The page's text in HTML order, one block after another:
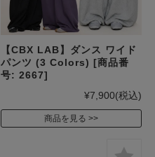
【CBX LAB】ダンス ワイド
パンツ (3 Colors) [商品番
号: 2667]
¥7,900(税込)
商品を見る